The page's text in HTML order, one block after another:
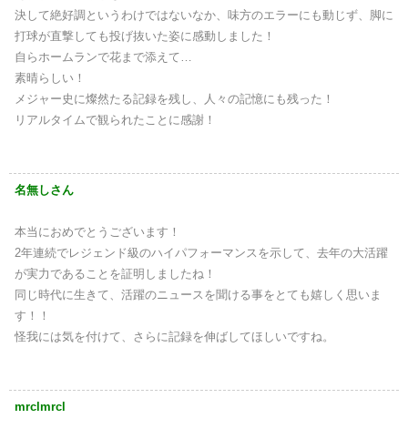
決して絶好調というわけではないなか、味方のエラーにも動じず、脚に
打球が直撃しても投げ抜いた姿に感動しました！
自らホームランで花まで添えて…
素晴らしい！
メジャー史に燦然たる記録を残し、人々の記憶にも残った！
リアルタイムで観られたことに感謝！
名無しさん
本当におめでとうございます！
2年連続でレジェンド級のハイパフォーマンスを示して、去年の大活躍
が実力であることを証明しましたね！
同じ時代に生きて、活躍のニュースを聞ける事をとても嬉しく思いま
す！！
怪我には気を付けて、さらに記録を伸ばしてほしいですね。
mrclmrcl